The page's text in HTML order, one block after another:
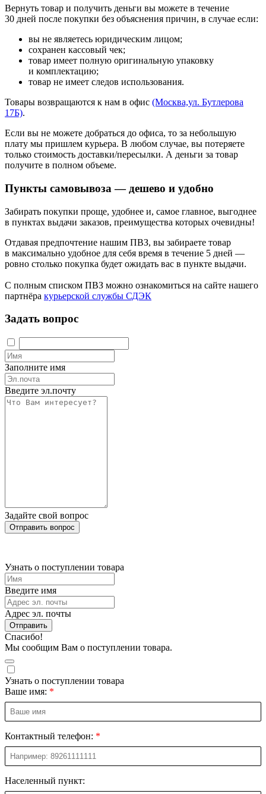
Вернуть товар и получить деньги вы можете в течение
30 дней после покупки без объяснения причин, в случае если:
вы не являетесь юридическим лицом;
сохранен кассовый чек;
товар имеет полную оригинальную упаковку
и комплектацию;
товар не имеет следов использования.
Товары возвращаются к нам в офис (Москва,ул. Бутлерова
17Б).
Если вы не можете добраться до офиса, то за небольшую
плату мы пришлем курьера. В любом случае, вы потеряете
только стоимость доставки/пересылки. А деньги за товар
получите в полном объеме.
Пункты самовывоза — дешево и удобно
Забирать покупки проще, удобнее и, самое главное, выгоднее
в пунктах выдачи заказов, преимущества которых очевидны!
Отдавая предпочтение нашим ПВЗ, вы забираете товар
в максимально удобное для себя время в течение 5 дней —
ровно столько покупка будет ожидать вас в пункте выдачи.
С полным списком ПВЗ можно ознакомиться на сайте нашего
партнёра курьерской службы СДЭК
Задать вопрос
Заполните имя
Введите эл.почту
Задайте свой вопрос
Отправить вопрос
Узнать о поступлении товара
Введите имя
Адрес эл. почты
Отправить
Спасибо!
Мы сообщим Вам о поступлении товара.
Узнать о поступлении товара
Ваше имя:
Контактный телефон:
Населенный пункт: